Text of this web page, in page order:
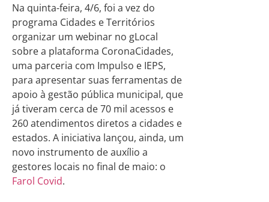
Na quinta-feira, 4/6, foi a vez do
programa Cidades e Territórios
organizar um webinar no gLocal
sobre a plataforma CoronaCidades,
uma parceria com Impulso e IEPS,
para apresentar suas ferramentas de
apoio à gestão pública municipal, que
já tiveram cerca de 70 mil acessos e
260 atendimentos diretos a cidades e
estados. A iniciativa lançou, ainda, um
novo instrumento de auxílio a
gestores locais no final de maio: o
Farol Covid.